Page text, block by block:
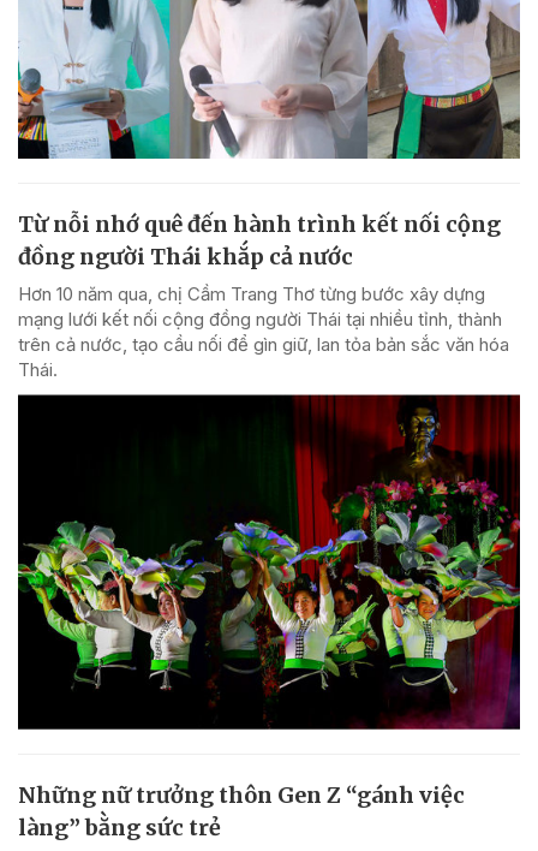
Từ nỗi nhớ quê đến hành trình kết nối cộng
đồng người Thái khắp cả nước
Hơn 10 năm qua, chị Cầm Trang Thơ từng bước xây dựng
mạng lưới kết nối cộng đồng người Thái tại nhiều tỉnh, thành
trên cả nước, tạo cầu nối để gìn giữ, lan tỏa bản sắc văn hóa
Thái.
Những nữ trưởng thôn Gen Z “gánh việc
làng” bằng sức trẻ